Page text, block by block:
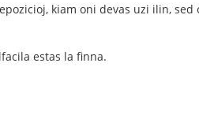
kiam oni devas uzi ilin,
estas la finna.